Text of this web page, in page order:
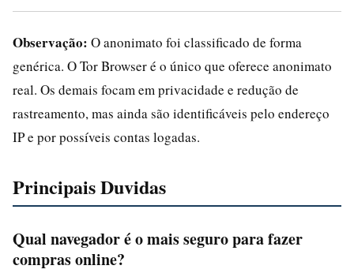
Observação: O anonimato foi classificado de forma
genérica. O Tor Browser é o único que oferece anonimato
real. Os demais focam em privacidade e redução de
rastreamento, mas ainda são identificáveis pelo endereço
IP e por possíveis contas logadas.
Principais Duvidas
Qual navegador é o mais seguro para fazer
compras online?